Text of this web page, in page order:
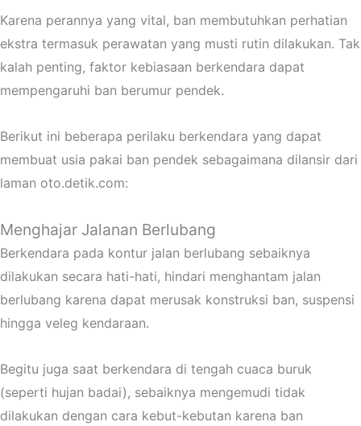
Karena perannya yang vital, ban membutuhkan perhatian
ekstra termasuk perawatan yang musti rutin dilakukan. Tak
kalah penting, faktor kebiasaan berkendara dapat
mempengaruhi ban berumur pendek.
Berikut ini beberapa perilaku berkendara yang dapat
membuat usia pakai ban pendek sebagaimana dilansir dari
laman oto.detik.com:
Menghajar Jalanan Berlubang
Berkendara pada kontur jalan berlubang sebaiknya
dilakukan secara hati-hati, hindari menghantam jalan
berlubang karena dapat merusak konstruksi ban, suspensi
hingga veleg kendaraan.
Begitu juga saat berkendara di tengah cuaca buruk
(seperti hujan badai), sebaiknya mengemudi tidak
dilakukan dengan cara kebut-kebutan karena ban